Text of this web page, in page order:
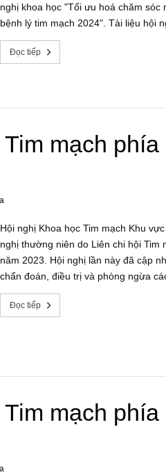
nghị khoa học "Tối ưu hoá chăm sóc
bệnh lý tim mạch 2024". Tài liệu hội
Đọc tiếp
mạch
Hội nghị Khoa học Tim mạch Khu
nghị thường niên do Liên chi hội Tim
năm 2023. Hội nghị lần này đã cập
chẩn đoán, điều trị và phòng ngừa
Đọc tiếp
mạch